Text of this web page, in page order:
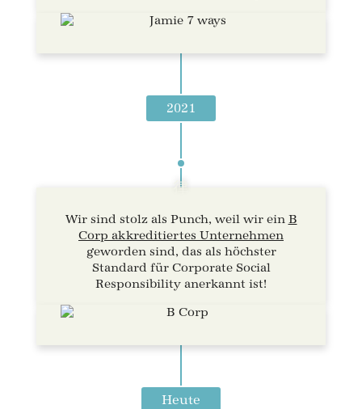
2021
Wir sind stolz als Punch, weil wir ein B
Corp akkreditiertes Unternehmen
geworden sind, das als höchster
Standard für Corporate Social
Responsibility anerkannt ist!
Heute